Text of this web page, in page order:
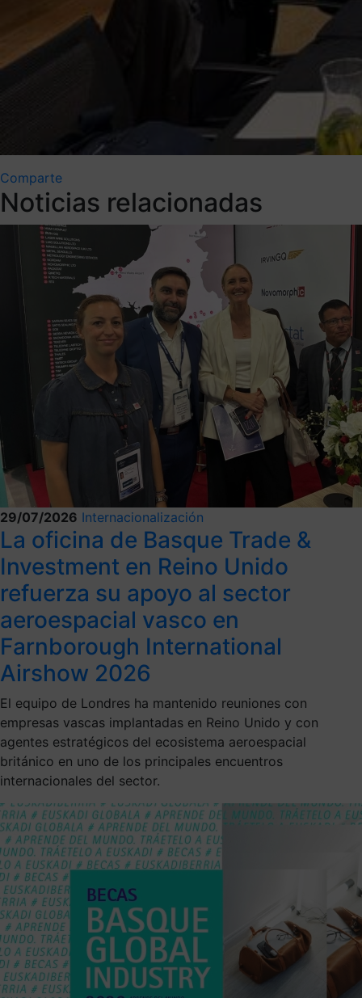
Comparte
Noticias relacionadas
29/07/2026 Internacionalización
La oficina de Basque Trade &
Investment en Reino Unido
refuerza su apoyo al sector
aeroespacial vasco en
Farnborough International
Airshow 2026
El equipo de Londres ha mantenido reuniones con
empresas vascas implantadas en Reino Unido y con
agentes estratégicos del ecosistema aeroespacial
británico en uno de los principales encuentros
internacionales del sector.